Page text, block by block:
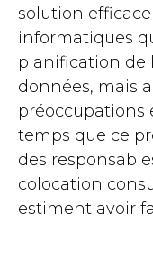
solution
informatiques
planification de
données, mais
préoccupations
temps que ce
des
colocation
estiment avoir